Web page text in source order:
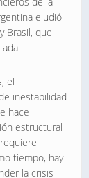
eludió
Brasil, que
el
inestabilidad
hace
estructural
tiempo, hay
la crisis